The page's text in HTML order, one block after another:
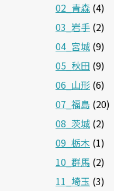
02_青森 (4)
03_岩手 (2)
04_宮城 (9)
05_秋田 (9)
06_山形 (6)
07_福島 (20)
08_茨城 (2)
09_栃木 (1)
10_群馬 (2)
11_埼玉 (3)